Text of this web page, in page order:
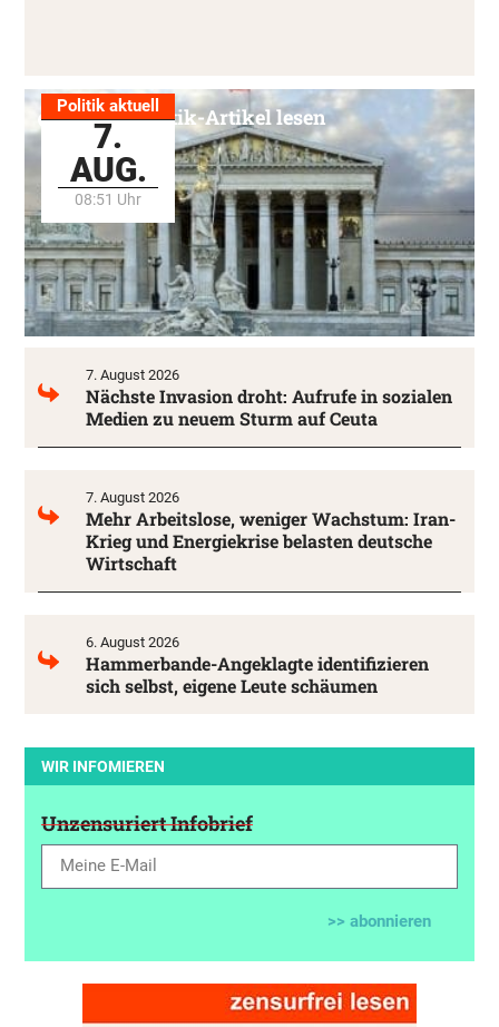
Politik aktuell
7.
AUG.
08:51 Uhr
Alle Politik-Artikel lesen
7. August 2026
Nächste Invasion droht: Aufrufe in sozialen
Medien zu neuem Sturm auf Ceuta
7. August 2026
Mehr Arbeitslose, weniger Wachstum: Iran-
Krieg und Energiekrise belasten deutsche
Wirtschaft
6. August 2026
Hammerbande-Angeklagte identifizieren
sich selbst, eigene Leute schäumen
WIR INFOMIEREN
Unzensuriert Infobrief
>> abonnieren